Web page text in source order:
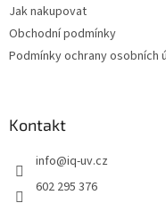
Jak nakupovat
Obchodní podmínky
Podmínky ochrany osobních
Kontakt
info@iq-uv.cz
602 295 376